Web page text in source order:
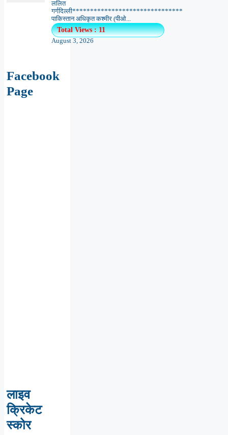
ललित
गर्गदिल्ली*******************************
पाकिस्तान अधिकृत कश्मीर (पीओ...
Total Views : 11
August 3, 2026
Facebook
Page
लाइव
क्रिकेट
स्कोर